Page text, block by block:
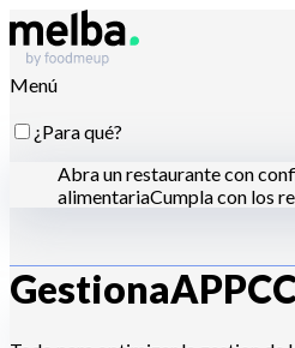
Menú
¿Para qué?
Abra un restaurante con
alimentariaCumpla con los
¿Para quién?
Gestiona